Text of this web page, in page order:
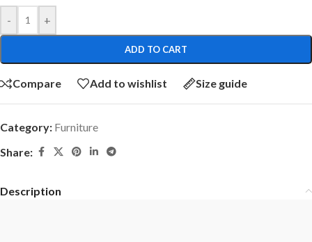
- +
ADD TO CART
Compare Add to wishlist Size guide
Category: Furniture
Share:
Description